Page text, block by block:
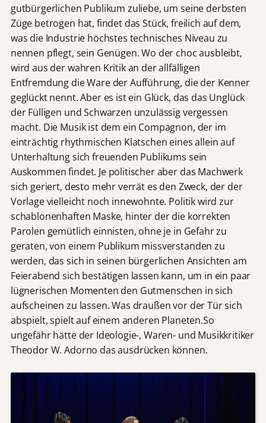
gutbürgerlichen Publikum zuliebe, um seine derbsten
Züge betrogen hat, findet das Stück, freilich auf dem,
was die Industrie höchstes technisches Niveau zu
nennen pflegt, sein Genügen. Wo der choc ausbleibt,
wird aus der wahren Kritik an der allfälligen
Entfremdung die Ware der Aufführung, die der Kenner
geglückt nennt. Aber es ist ein Glück, das das Unglück
der Fülligen und Schwarzen unzulässig vergessen
macht. Die Musik ist dem ein Compagnon, der im
einträchtig rhythmischen Klatschen eines allein auf
Unterhaltung sich freuenden Publikums sein
Auskommen findet. Je politischer aber das Machwerk
sich geriert, desto mehr verrät es den Zweck, der der
Vorlage vielleicht noch innewohnte. Politik wird zur
schablonenhaften Maske, hinter der die korrekten
Parolen gemütlich einnisten, ohne je in Gefahr zu
geraten, von einem Publikum missverstanden zu
werden, das sich in seinen bürgerlichen Ansichten am
Feierabend sich bestätigen lassen kann, um in ein paar
lügnerischen Momenten den Gutmenschen in sich
aufscheinen zu lassen. Was draußen vor der Tür sich
abspielt, spielt auf einem anderen Planeten.So
ungefähr hätte der Ideologie-, Waren- und Musikkritiker
Theodor W. Adorno das ausdrücken können.